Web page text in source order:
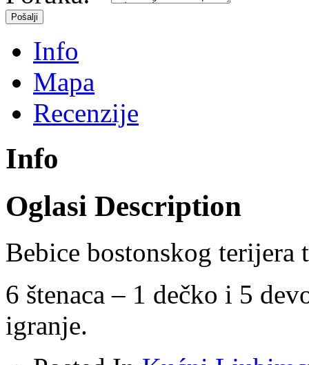
Info
Mapa
Recenzije
Info
Oglasi Description
Bebice bostonskog terijera
6 štenaca – 1 dečko i 5
igranje.